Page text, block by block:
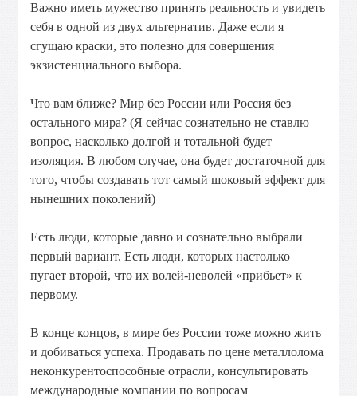
Важно иметь мужество принять реальность и увидеть
себя в одной из двух альтернатив. Даже если я
сгущаю краски, это полезно для совершения
экзистенциального выбора.
Что вам ближе? Мир без России или Россия без
остального мира? (Я сейчас сознательно не ставлю
вопрос, насколько долгой и тотальной будет
изоляция. В любом случае, она будет достаточной для
того, чтобы создавать тот самый шоковый эффект для
нынешних поколений)
Есть люди, которые давно и сознательно выбрали
первый вариант. Есть люди, которых настолько
пугает второй, что их волей-неволей «прибьет» к
первому.
В конце концов, в мире без России тоже можно жить
и добиваться успеха. Продавать по цене металлолома
неконкурентоспособные отрасли, консультировать
международные компании по вопросам